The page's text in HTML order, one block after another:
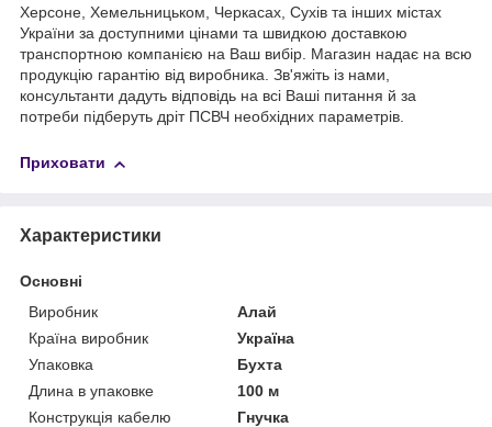
Херсоне, Хемельницьком, Черкасах, Сухів та інших містах
України за доступними цінами та швидкою доставкою
транспортною компанією на Ваш вибір. Магазин надає на всю
продукцію гарантію від виробника. Зв'яжіть із нами,
консультанти дадуть відповідь на всі Ваші питання й за
потреби підберуть дріт ПСВЧ необхідних параметрів.
Приховати
Характеристики
Основні
Виробник
Алай
Країна виробник
Україна
Упаковка
Бухта
Длина в упаковке
100 м
Конструкція кабелю
Гнучка